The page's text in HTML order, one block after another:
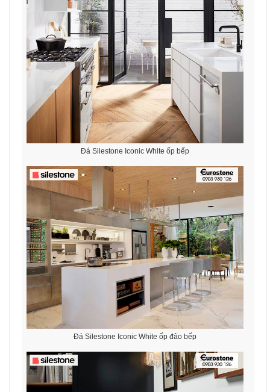
Đá Silestone Iconic White ốp bếp
Đá Silestone Iconic White ốp đảo bếp